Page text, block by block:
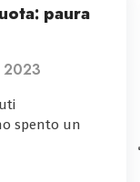
paura
2023
spento un